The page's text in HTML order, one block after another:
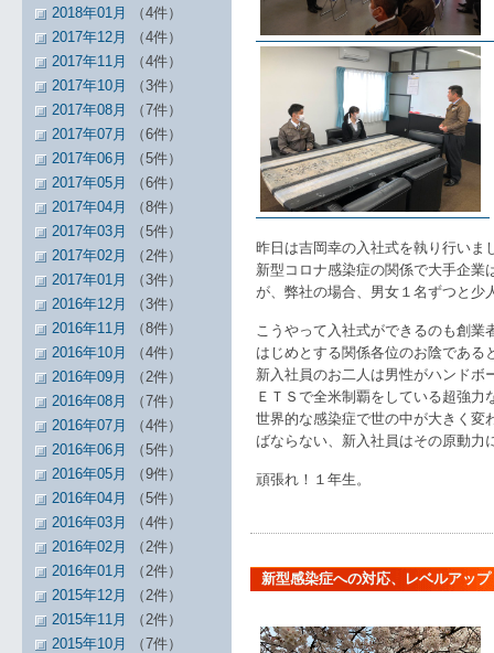
昨日は吉岡幸の入社式を執り行いま
新型コロナ感染症の関係で大手企業
が、弊社の場合、男女１名ずつと少
こうやって入社式ができるのも創業
はじめとする関係各位のお陰である
新入社員のお二人は男性がハンドボ
ＥＴＳで全米制覇をしている超強力
世界的な感染症で世の中が大きく変
ばならない、新入社員はその原動力
頑張れ！１年生。
新型感染症への対応、レベルアップ
2018年01月
（4件）
2017年12月
（4件）
2017年11月
（4件）
2017年10月
（3件）
2017年08月
（7件）
2017年07月
（6件）
2017年06月
（5件）
2017年05月
（6件）
2017年04月
（8件）
2017年03月
（5件）
2017年02月
（2件）
2017年01月
（3件）
2016年12月
（3件）
2016年11月
（8件）
2016年10月
（4件）
2016年09月
（2件）
2016年08月
（7件）
2016年07月
（4件）
2016年06月
（5件）
2016年05月
（9件）
2016年04月
（5件）
2016年03月
（4件）
2016年02月
（2件）
2016年01月
（2件）
2015年12月
（2件）
2015年11月
（2件）
2015年10月
（7件）